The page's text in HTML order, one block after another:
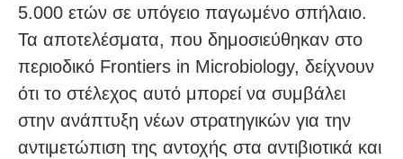
5.000 ετών σε υπόγειο παγωμένο σπήλαιο.
Τα αποτελέσματα, που δημοσιεύθηκαν στο
περιοδικό Frontiers in Microbiology, δείχνουν
ότι το στέλεχος αυτό μπορεί να συμβάλει
στην ανάπτυξη νέων στρατηγικών για την
αντιμετώπιση της αντοχής στα αντιβιοτικά και